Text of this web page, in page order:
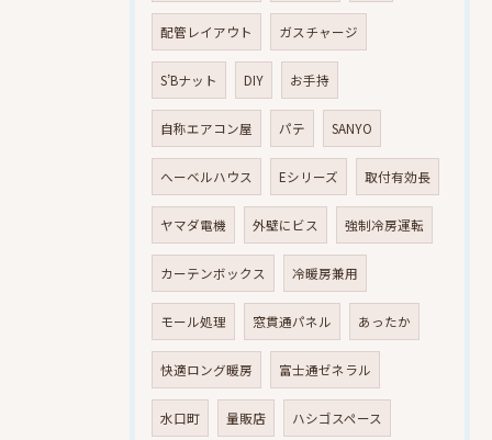
配管レイアウト ガスチャージ
S’Bナット DIY お手持
自称エアコン屋 パテ SANYO
へーベルハウス Eシリーズ 取付有効長
ヤマダ電機 外壁にビス 強制冷房運転
カーテンボックス 冷暖房兼用
モール処理 窓貫通パネル あったか
快適ロング暖房 富士通ゼネラル
水口町 量販店 ハシゴスペース